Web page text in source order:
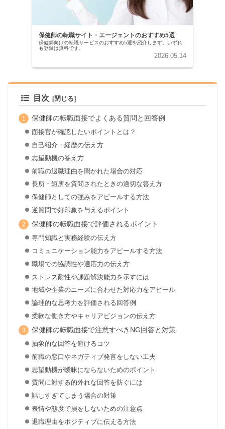
保健師の転職サイト・エージェントのおすすめ5選
保健師向けの転職サービスのおすすめ5選を紹介します。いずれ
も登録は無料です。
2026.05.14
目次
保健師の転職面接でよくある質問と回答例
面接官が確認したいポイントとは？
自己紹介・経歴の伝え方
志望動機の答え方
前職の退職理由を聞かれた場合の対応
長所・短所を質問されたときの適切な答え方
保健師としての強みをアピールする方法
逆質問で好印象を与えるポイント
保健師の転職面接で評価されるポイント
専門知識と実務経験の伝え方
コミュニケーション能力をアピールする方法
職場での協調性や適応力の伝え方
ストレス耐性や課題解決能力を示すには
地域や企業のニーズに合わせた対応力をアピール
論理的な思考力を評価される回答例
柔軟な働き方やキャリアビジョンの伝え方
保健師の転職面接で注意すべきNG回答と対策
抽象的な回答を避けるコツ
前職の悪口やネガティブ発言をしない工夫
志望動機が曖昧にならないためのポイント
質問に対する的外れな回答を防ぐには
話しすぎてしまう場合の対策
表情や態度で損をしないための注意点
退職理由をポジティブに伝える方法